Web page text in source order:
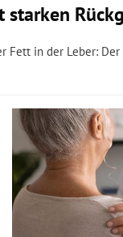
Fett in der Leber: